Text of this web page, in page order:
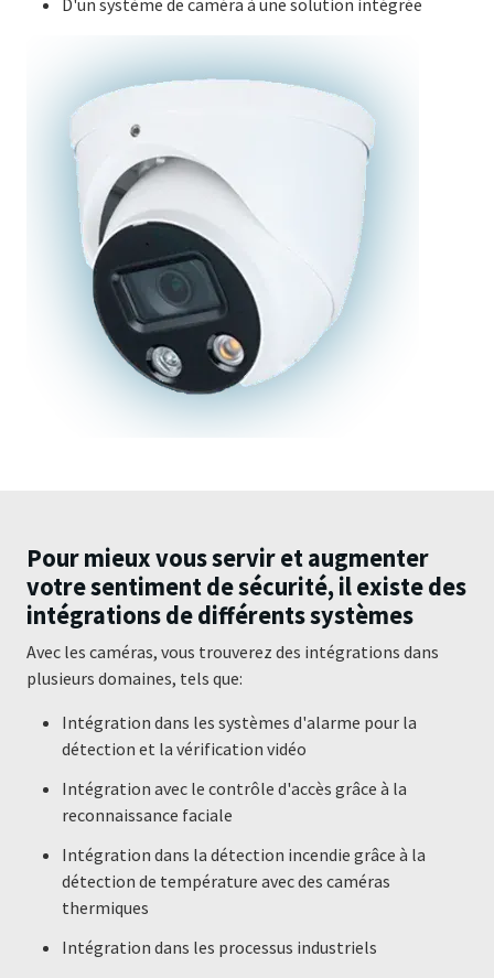
D'un système de caméra à une solution intégrée
Pour mieux vous servir et augmenter
votre sentiment de sécurité, il existe des
intégrations de différents systèmes
Avec les caméras, vous trouverez des intégrations dans
plusieurs domaines, tels que:
Intégration dans les systèmes d'alarme pour la
détection et la vérification vidéo
Intégration avec le contrôle d'accès grâce à la
reconnaissance faciale
Intégration dans la détection incendie grâce à la
détection de température avec des caméras
thermiques
Intégration dans les processus industriels